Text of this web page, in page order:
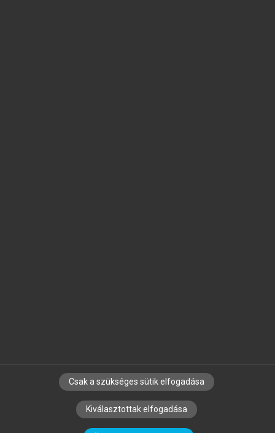
SZERZŐKNEK CÉGEKNEK KÖNYVTÁROSOKNAK
SZERKESZTÉSI ÉS LEKTORÁLÁSI ALAPELVEK
Csak a szükséges sütik elfogadása
Kiválasztottak elfogadása